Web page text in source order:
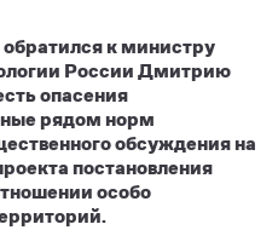
к министру
России Дмитрию
опасения
рядом норм
обсуждения на
постановления
особо